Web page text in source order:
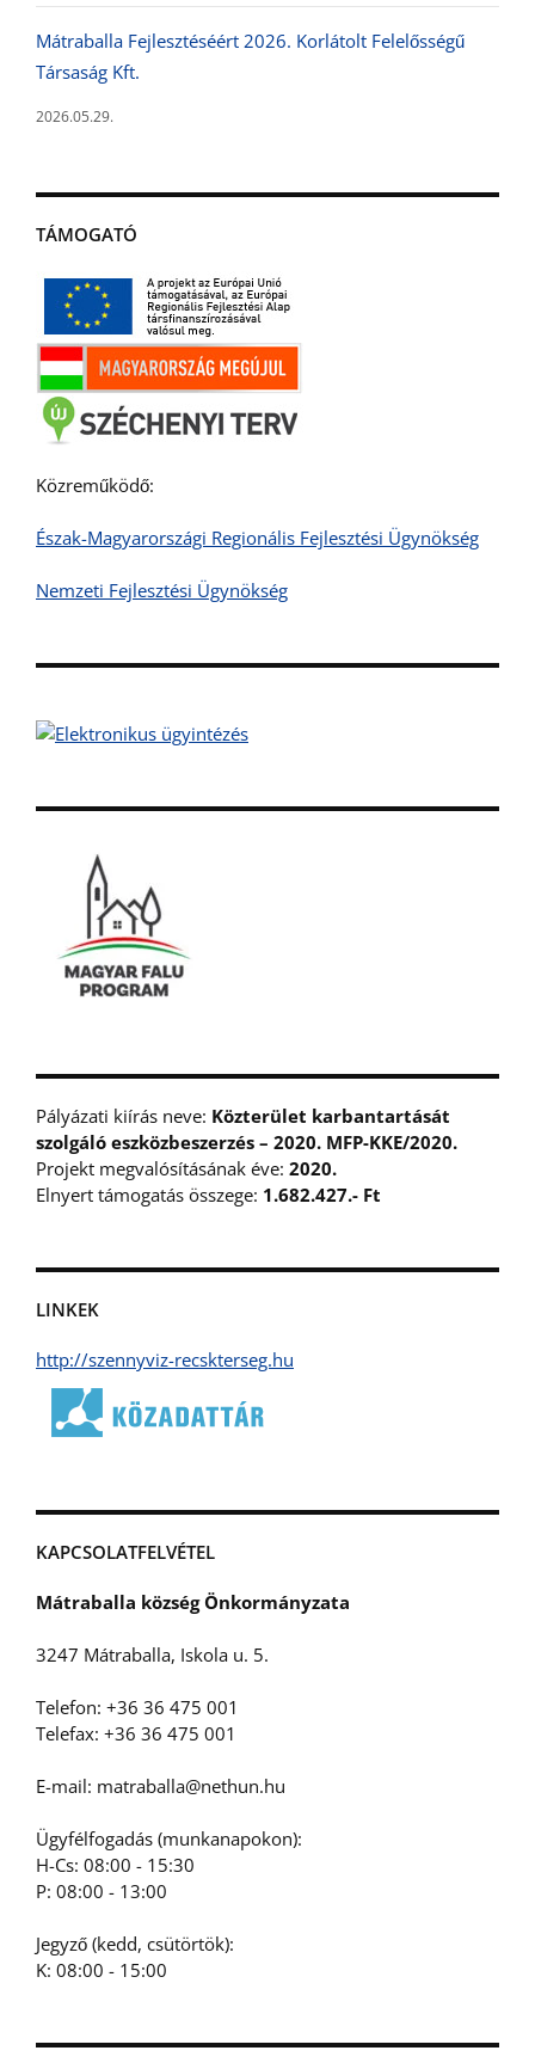
Mátraballa Fejlesztéséért 2026. Korlátolt Felelősségű
Társaság Kft.
2026.05.29.
TÁMOGATÓ
Közreműködő:
Észak-Magyarországi Regionális Fejlesztési Ügynökség
Nemzeti Fejlesztési Ügynökség
Pályázati kiírás neve: Közterület karbantartását
szolgáló eszközbeszerzés – 2020. MFP-KKE/2020.
Projekt megvalósításának éve: 2020.
Elnyert támogatás összege: 1.682.427.- Ft
LINKEK
http://szennyviz-recskterseg.hu
KAPCSOLATFELVÉTEL
Mátraballa község Önkormányzata
3247 Mátraballa, Iskola u. 5.
Telefon: +36 36 475 001
Telefax: +36 36 475 001
E-mail: matraballa@nethun.hu
Ügyfélfogadás (munkanapokon):
H-Cs: 08:00 - 15:30
P: 08:00 - 13:00
Jegyző (kedd, csütörtök):
K: 08:00 - 15:00